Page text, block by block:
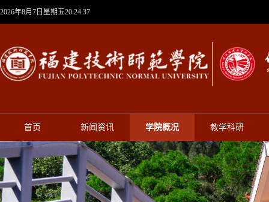
2026年8月7日星期五20:24:37
首页 新闻资讯 学院概况 教学科研